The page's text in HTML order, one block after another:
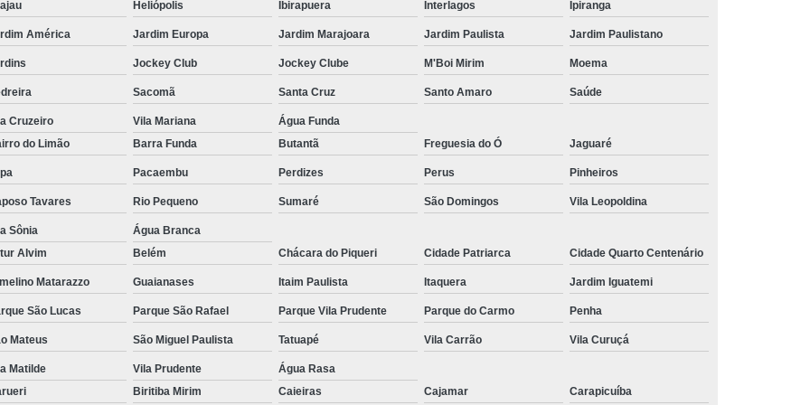
orçamento de manutenção para nobreak Praça da
contrato de manutenção nobreak preventiva Cidade
Quarto Centenário
conserto de nobreak Pirapora do Bom Jesus
orçamento de conserto de nobreak Suzano
orçamento de manutenção nobreak preventiva Lauzane
Paulista
contrato de manutenção preventiva nobreak Belém
Heliópolis Ibirapuera Interlagos Ipiranga
América Jardim Europa Jardim Marajoara Jardim Paulista Jardim Paulistano
Jockey Club Jockey Clube M'Boi Mirim Moema
Sacomã Santa Cruz Santo Amaro Saúde
Cruzeiro Vila Mariana
Água Funda
do Limão
Barra Funda Butantã Freguesia do Ó Jaguaré
Pacaembu Perdizes Perus Pinheiros
Tavares Rio Pequeno Sumaré São Domingos Vila Leopoldina
Sônia
Água Branca
Alvim
Belém Chácara do Piqueri Cidade Patriarca Cidade Quarto Centenário
Matarazzo Guaianases Itaim Paulista Itaquera Jardim Iguatemi
São Lucas Parque São Rafael Parque Vila Prudente Parque do Carmo Penha
Mateus São Miguel Paulista Tatuapé Vila Carrão Vila Curuçá
Matilde Vila Prudente
Água Rasa
Biritiba Mirim Caieiras Cajamar Carapicuíba